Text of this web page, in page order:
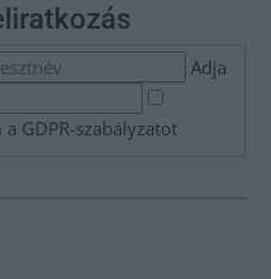
Adja
a GDPR-szabályzatot